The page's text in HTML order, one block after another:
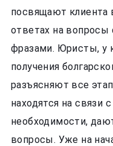
посвящают клиента
ответах на
фразами. Юристы, у
получения
разъясняют все
находятся на связи
необходимости,
вопросы. Уже на